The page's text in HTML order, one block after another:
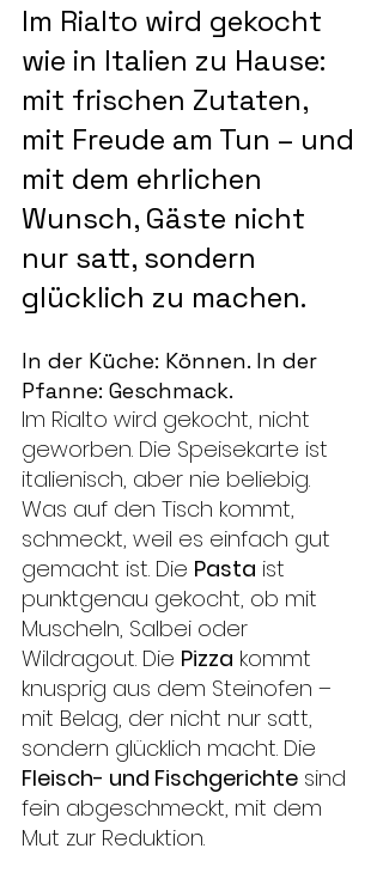
Im Rialto wird gekocht
wie in Italien zu Hause:
mit frischen Zutaten,
mit Freude am Tun – und
mit dem ehrlichen
Wunsch, Gäste nicht
nur satt, sondern
glücklich zu machen.
In der Küche: Können. In der
Pfanne: Geschmack.
Im Rialto wird gekocht, nicht
geworben. Die Speisekarte ist
italienisch, aber nie beliebig.
Was auf den Tisch kommt,
schmeckt, weil es einfach gut
gemacht ist. Die Pasta ist
punktgenau gekocht, ob mit
Muscheln, Salbei oder
Wildragout. Die Pizza kommt
knusprig aus dem Steinofen –
mit Belag, der nicht nur satt,
sondern glücklich macht. Die
Fleisch- und Fischgerichte sind
fein abgeschmeckt, mit dem
Mut zur Reduktion.